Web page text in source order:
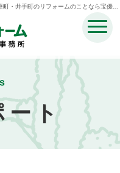
・井手町のリフォームのことなら宝優工
ート